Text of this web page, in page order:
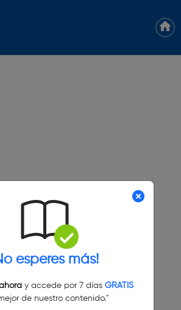
esperes más!
y accede por 7 días GRATIS
de nuestro contenido."